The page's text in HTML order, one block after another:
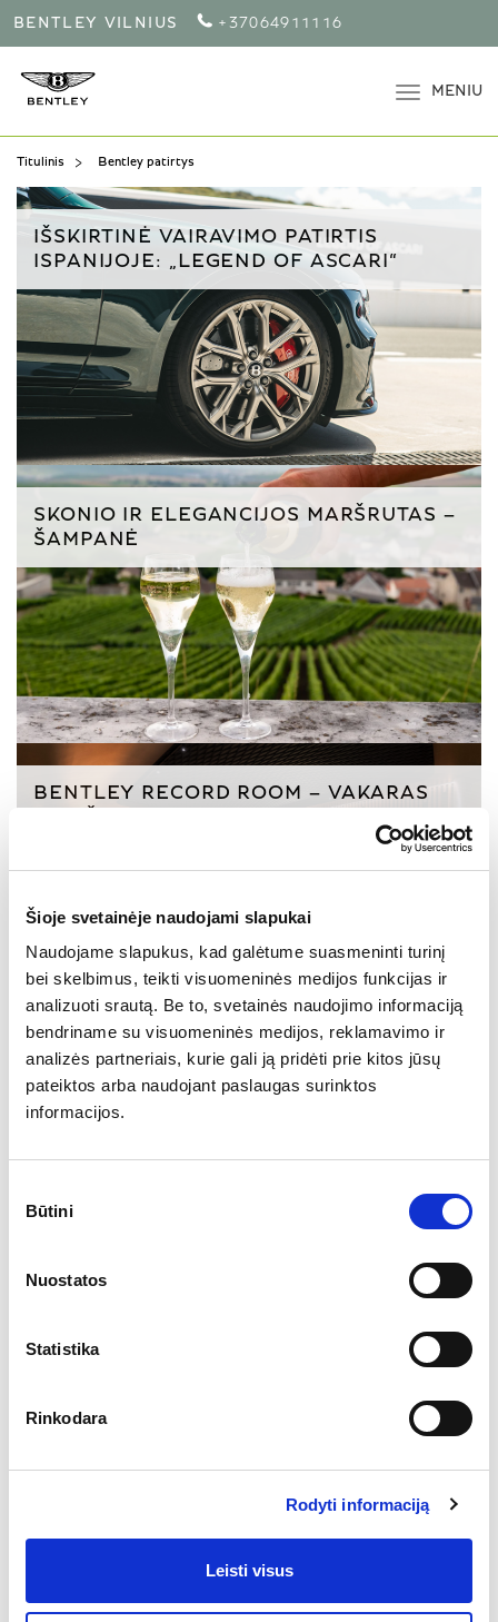
Šioje svetainėje naudojami slapukai
Naudojame slapukus, kad galėtume suasmeninti turinį
bei skelbimus, teikti visuomeninės medijos funkcijas ir
analizuoti srautą. Be to, svetainės naudojimo informaciją
bendriname su visuomeninės medijos, reklamavimo ir
analizės partneriais, kurie gali ją pridėti prie kitos jūsų
pateiktos arba naudojant paslaugas surinktos
informacijos.
pasirinkimas
Būtini
Nuostatos
Statistika
Rinkodara
Rodyti informaciją
Leisti visus
BENTLEY VILNIUS +37064911116
MENIU
Titulinis Bentley patirtys
IŠSKIRTINĖ VAIRAVIMO PATIRTIS
ISPANIJOJE: „LEGEND OF ASCARI“
SKONIO IR ELEGANCIJOS MARŠRUTAS –
ŠAMPANĖ
BENTLEY RECORD ROOM – VAKARAS
KVIEČIAME Į SNOW POLO WORLD CUP
2026
Kaip atvykti?